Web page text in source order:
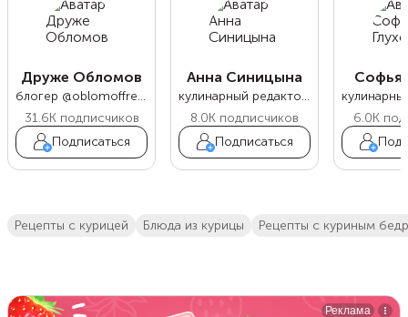
Друже Обломов
блогер @oblomoffrecipe
31.6Kподписчиков
Подписаться
Анна Синицына
кулинарный редактор Food.ru
8.0K подписчиков
Подписаться
Софья
6.0K
Рецепты с курицей блюда из курицы рецепты с куриным